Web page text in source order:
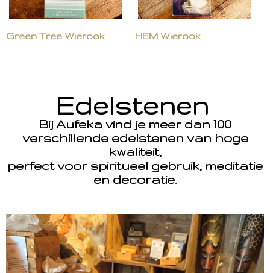
Green Tree Wierook HEM Wierook
Edelstenen
Bij Aufeka vind je meer dan 100
verschillende edelstenen van hoge
kwaliteit,
perfect voor spiritueel gebruik, meditatie
en decoratie.